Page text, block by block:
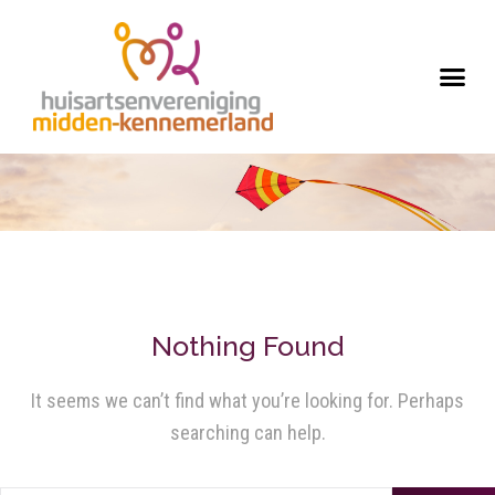
Nothing Found
It seems we can’t find what you’re looking for. Perhaps
searching can help.